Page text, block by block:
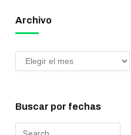
Archivo
Buscar por fechas